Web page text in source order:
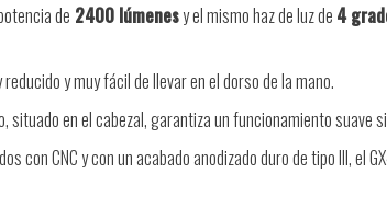
de 2400 lúmenesy el mismo haz de luz de 4
y muy fácil de llevar en el dorso de la mano.
en el cabezal, garantiza un funcionamiento suave
con CNC y con un acabado anodizado duro de tipo III, el